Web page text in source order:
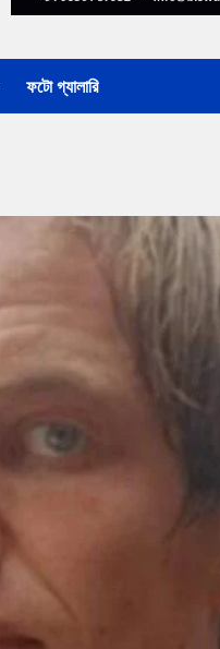
ফটো গ্যালারি